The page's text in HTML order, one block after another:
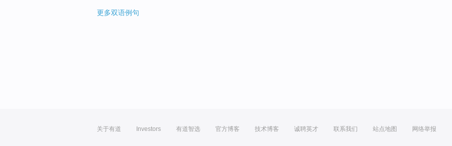
更多双语例句
关于有道 Investors 有道智选 官方博客 技术博客 诚聘英才 联系我们 站点地图 网络举报